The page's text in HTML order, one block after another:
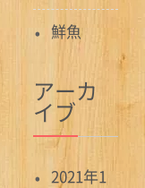
鮮魚
アーカ
イブ
2021年1